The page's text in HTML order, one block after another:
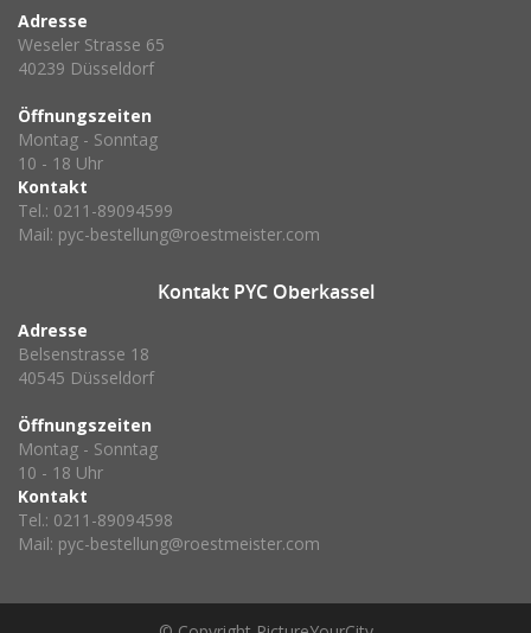
Adresse
Weseler Strasse 65
40239 Düsseldorf
Öffnungszeiten
Montag - Sonntag
10 - 18 Uhr
Kontakt
Tel.: 0211-89094599
Mail: pyc-bestellung@roestmeister.com
KontaktPYC Oberkassel
Adresse
Belsenstrasse 18
40545 Düsseldorf
Öffnungszeiten
Montag - Sonntag
10 - 18 Uhr
Kontakt
Tel.: 0211-89094598
Mail: pyc-bestellung@roestmeister.com